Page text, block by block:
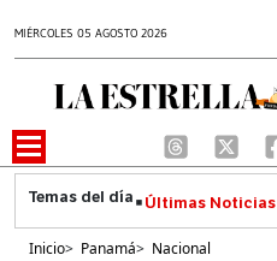
MIÉRCOLES 05 AGOSTO 2026
Últimas Noticias
Inicio> Panamá> Nacional